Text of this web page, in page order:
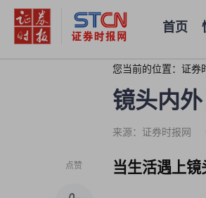
首页
您当前的位置： 证券
镜头内
来源：证券时报网
点赞 当生活遇上